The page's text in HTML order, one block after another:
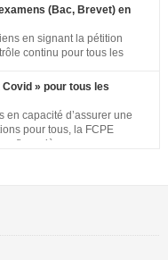
envers tous les
un enfant ou un adolescent
(Bac, Brevet) en
en signant la pétition
continu pour tous les
pas les jauges, cours en
Vous pouvez signer la
» pour tous les
en capacité d’assurer une
pour tous, la FCPE
financière, sans aucune